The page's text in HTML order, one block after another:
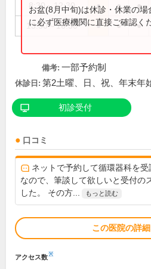
8:30～12:30 ● ● ●
13:30～16:30 ● ● ●
お盆(8月中旬)は休診・休業の
に必ず医療機関に直接ご確認く
備考: 一部予約制
休診日: 第2土曜、日、祝、年末年
初診受付
口コミ
ネットで予約して循環器科を
なので、筆談して欲しいと受付の
した。 その方...
もっと読む
この医院の詳
アクセス数※